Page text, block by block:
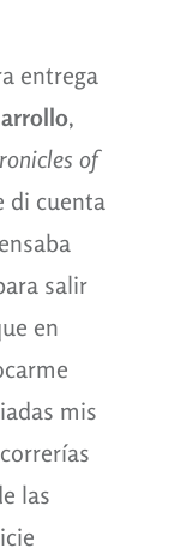
entrega
,
of
di cuenta
salir
en
mis
las